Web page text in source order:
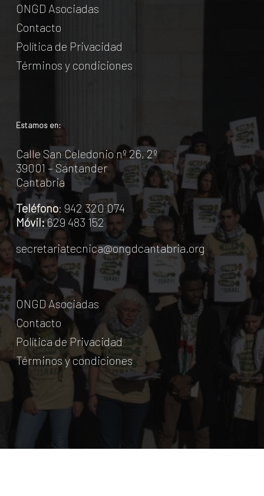
ONGD Asociadas
Contacto
Política de Privacidad
Términos y condiciones
Estamos en:
Calle San Celedonio nº 26, 2º
39001 – Santander
Cantabria
Teléfono: 942 320 074
Móvil:629 483 152
secretariatecnica@ongdcantabria.org
ONGD Asociadas
Contacto
Política de Privacidad
Términos y condiciones